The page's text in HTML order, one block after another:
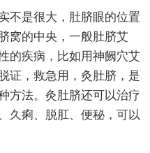
不是很大，肚脐眼的位置
窝的中央，一般肚脐艾
的疾病，比如用神阙穴艾
证，救急用，灸肚脐，是
方法。灸肚脐还可以治疗
久痢、脱肛、便秘，可以